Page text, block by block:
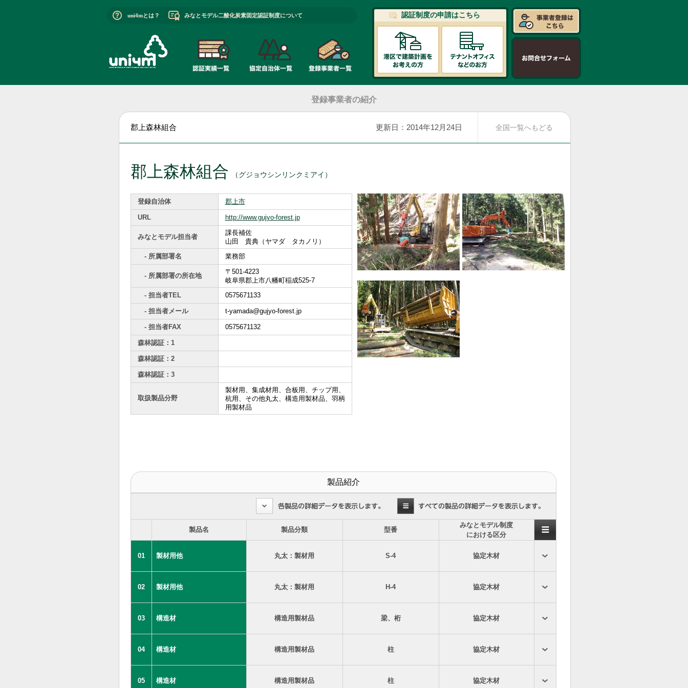
uni4mとは？ みなとモデル二酸化炭素固定認証制度について 認証制度の申請はこちら
登録事業者の紹介
郡上森林組合 全国一覧へもどる
更新日：2014年12月24日
郡上森林組合 （グジョウシンリンクミアイ）
登録自治体 郡上市
URL http://www.gujyo-forest.jp
みなとモデル担当者
課長補佐
山田 貴典（ヤマダ タカノリ）
- 所属部署名
業務部
- 所属部署の所在地
〒501-4223
岐阜県郡上市八幡町稲成525-7
- 担当者TEL
0575671133
- 担当者メール t-yamada@gujyo-forest.jp
- 担当者FAX 0575671132
森林認証：1
森林認証：2
森林認証：3
取扱製品分野
製材用、集成材用、合板用、チップ用、
杭用、その他丸太、構造用製材品、羽柄
用製材品
製品紹介
製品名 製品分類 型番
みなとモデル制度
における区分
01 製材用他 丸太：製材用 S-4 協定木材
02 製材用他 丸太：製材用 H-4 協定木材
03 構造材 構造用製材品 梁、桁 協定木材
04 構造材 構造用製材品 柱 協定木材
05 構造材 構造用製材品 柱 協定木材